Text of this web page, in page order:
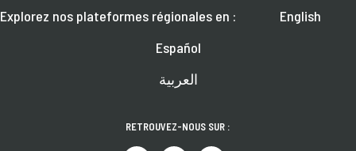
Explorez nos plateformes régionales en :
English
Español
العربية
RETROUVEZ-NOUS SUR :